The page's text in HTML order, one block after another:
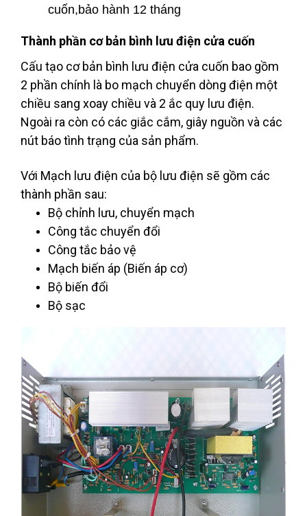
cuốn,bảo hành 12 tháng
Thành phần cơ bản bình lưu điện cửa cuốn
Cấu tạo cơ bản bình lưu điện cửa cuốn bao gồm
2 phần chính là bo mạch chuyển dòng điện một
chiều sang xoay chiều và 2 ắc quy lưu điện.
Ngoài ra còn có các giắc cắm, giây nguồn và các
nút báo tình trạng của sản phẩm.
Với Mạch lưu điện của bộ lưu điện sẽ gồm các
thành phần sau:
Bộ chỉnh lưu, chuyển mạch
Công tắc chuyển đổi
Công tắc bảo vệ
Mạch biến áp (Biến áp cơ)
Bộ biến đổi
Bộ sạc